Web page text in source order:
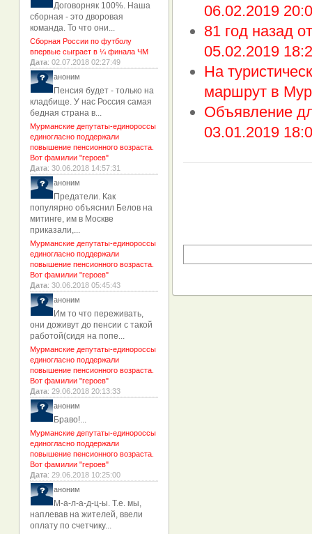
06.02.2019
81 год назад
05.02.2019
На
маршрут в
Объявление
03.01.2019
Договорняк 100%. Наша
сборная - это дворовая
команда. То что они...
Сборная России по футболу
впервые сыграет в ¼ финала ЧМ
Дата: 02.07.2018 02:27:49
аноним
Пенсия будет - только на
кладбище. У нас Россия самая
бедная страна в...
Мурманские депутаты-единороссы
единогласно поддержали
повышение пенсионного возраста.
Вот фамилии "героев"
Дата: 30.06.2018 14:57:31
аноним
Предатели. Как
популярно объяснил Белов на
митинге, им в Москве
приказали,...
Мурманские депутаты-единороссы
единогласно поддержали
повышение пенсионного возраста.
Вот фамилии "героев"
Дата: 30.06.2018 05:45:43
аноним
Им то что переживать,
они доживут до пенсии с такой
работой(сидя на попе...
Мурманские депутаты-единороссы
единогласно поддержали
повышение пенсионного возраста.
Вот фамилии "героев"
Дата: 29.06.2018 20:13:33
аноним
Браво!...
Мурманские депутаты-единороссы
единогласно поддержали
повышение пенсионного возраста.
Вот фамилии "героев"
Дата: 29.06.2018 10:25:00
аноним
М-а-л-а-д-ц-ы. Т.е. мы,
наплевав на жителей, ввели
оплату по счетчику...